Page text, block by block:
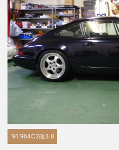
'91 964C2改3.8